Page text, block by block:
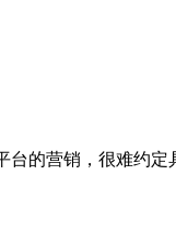
的营销，很难约